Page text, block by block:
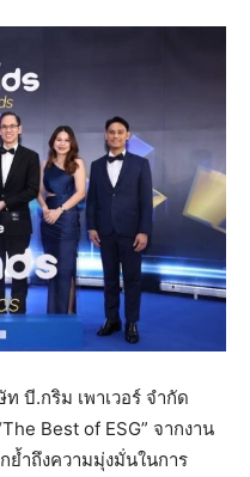
ท บี.กริม เพาเวอร์ จำกัด
Best of ESG” จากงาน
ย้ำถึงความมุ่งมั่นในการ